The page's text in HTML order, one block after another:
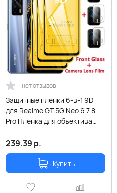
нет отзывов
Защитные пленки 6-в-1 9D
для Realme GT 5G Neo 6 7 8
Pro Пленка для объектива
Narzo 30 Neo 2 C21 9i Glass
239.39 р.
Купить